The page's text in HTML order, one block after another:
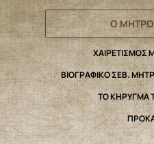
Ο
ΧΑΙΡΕΤΙΣΜΟΣ
ΒΙΟΓΡΑΦΙΚΟ ΣΕΒ.
ΤΟ ΚΗΡΥΓΜΑ